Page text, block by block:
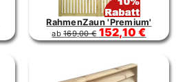
RahmenZaun 'Premium'
ab169,00 € 152,10 €